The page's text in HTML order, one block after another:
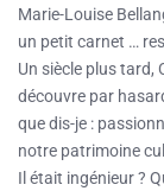
Marie-Louise
un petit carnet …
Un siècle plus tard,
découvre par
que dis-je :
notre patrimoine
Il était ingénieur ?